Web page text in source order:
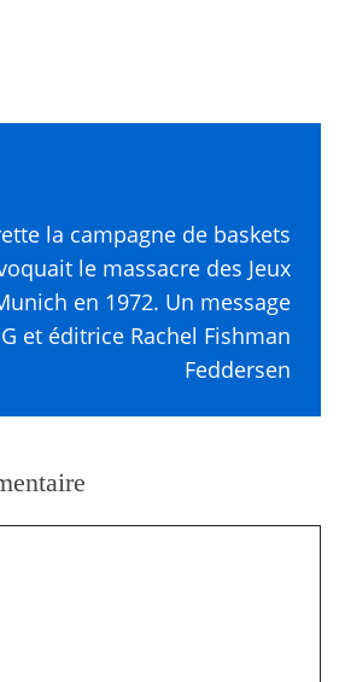
la campagne de baskets
le massacre des Jeux
en 1972. Un message
et éditrice Rachel Fishman
Feddersen